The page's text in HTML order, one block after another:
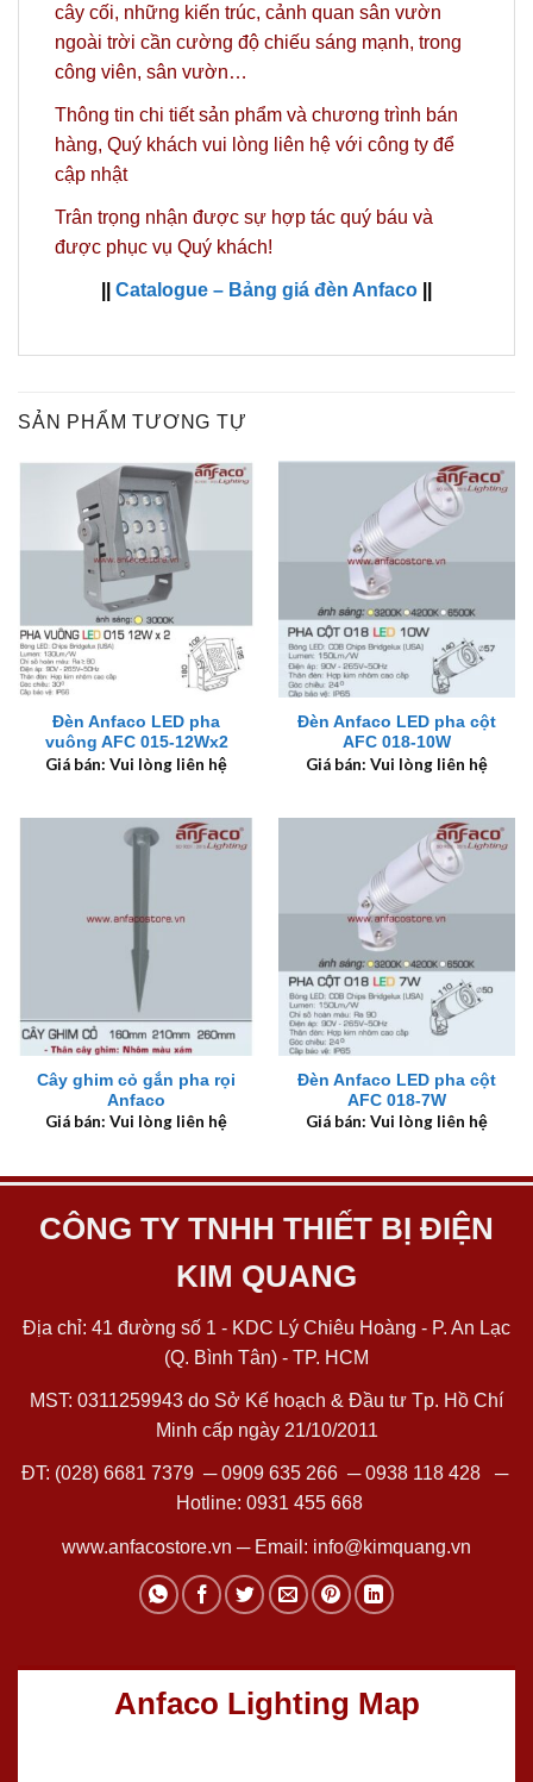
cây cối, những kiến trúc, cảnh quan sân vườn
ngoài trời cần cường độ chiếu sáng mạnh, trong
công viên, sân vườn…
Thông tin chi tiết sản phẩm và chương trình bán
hàng, Quý khách vui lòng liên hệ với công ty để
cập nhật
Trân trọng nhận được sự hợp tác quý báu và
được phục vụ Quý khách!
Catalogue – Bảng giá đèn Anfaco
SẢN PHẨM TƯƠNG TỰ
Đèn Anfaco LED pha
vuông AFC 015-12Wx2
Giá bán: Vui lòng liên hệ
Đèn Anfaco LED pha cột
AFC 018-10W
Giá bán: Vui lòng liên hệ
Cây ghim cỏ gắn pha rọi
Anfaco
Giá bán: Vui lòng liên hệ
Đèn Anfaco LED pha cột
AFC 018-7W
Giá bán: Vui lòng liên hệ
CÔNG TY TNHH THIẾT BỊ ĐIỆN
KIM QUANG
Địa chỉ: 41 đường số 1 - KDC Lý Chiêu Hoàng - P. An Lạc
(Q. Bình Tân) - TP. HCM
MST: 0311259943 do Sở Kế hoạch & Đầu tư Tp. Hồ Chí
Minh cấp ngày 21/10/2011
ĐT: (028) 6681 7379 ─0909 635 266─0938 118 428─
Hotline: 0931 455 668
www.anfacostore.vn ─ Email: info@kimquang.vn
Anfaco Lighting Map